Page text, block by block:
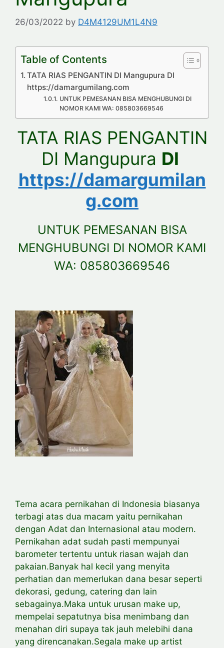
26/03/2022 by D4M4129UM1L4N9
Table of Contents
TATA RIAS PENGANTIN DI Mangupura DI
https://damargumilang.com
UNTUK PEMESANAN BISA MENGHUBUNGI DI
NOMOR KAMI WA: 085803669546
TATA RIAS PENGANTIN
DI Mangupura DI
https://damargumilan
g.com
UNTUK PEMESANAN BISA
MENGHUBUNGI DI NOMOR KAMI
WA: 085803669546
Tema acara pernikahan di Indonesia biasanya
terbagi atas dua macam yaitu pernikahan
dengan Adat dan Internasional atau modern.
Pernikahan adat sudah pasti mempunyai
barometer tertentu untuk riasan wajah dan
pakaian.Banyak hal kecil yang menyita
perhatian dan memerlukan dana besar seperti
dekorasi, gedung, catering dan lain
sebagainya.Maka untuk urusan make up,
mempelai sepatutnya bisa menimbang dan
menahan diri supaya tak jauh melebihi dana
yang direncanakan.Segala make up artist